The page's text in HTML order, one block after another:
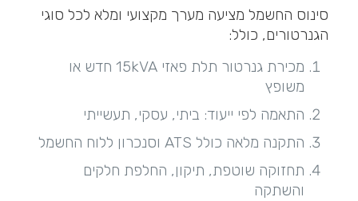
סינוס החשמל מציעה מערך מקצועי ומלא לכל סוגי
הגנרטורים, כולל:
מכירת גנרטור תלת פאזי 15kVA חדש או
משופץ
התאמה לפי ייעוד: ביתי, עסקי, תעשייתי
התקנה מלאה כולל ATS וסנכרון ללוח החשמל
תחזוקה שוטפת, תיקון, החלפת חלקים
והשתקה